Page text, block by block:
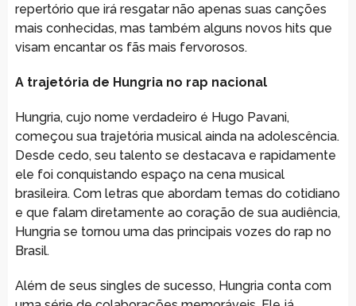
repertório que irá resgatar não apenas suas canções
mais conhecidas, mas também alguns novos hits que
visam encantar os fãs mais fervorosos.
A trajetória de Hungria no rap nacional
Hungria, cujo nome verdadeiro é Hugo Pavani,
começou sua trajetória musical ainda na adolescência.
Desde cedo, seu talento se destacava e rapidamente
ele foi conquistando espaço na cena musical
brasileira. Com letras que abordam temas do cotidiano
e que falam diretamente ao coração de sua audiência,
Hungria se tornou uma das principais vozes do rap no
Brasil.
Além de seus singles de sucesso, Hungria conta com